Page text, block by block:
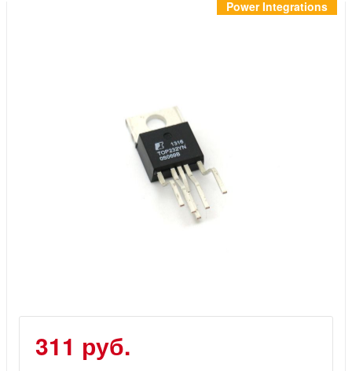
Услуги
Power Integrations
311 руб.